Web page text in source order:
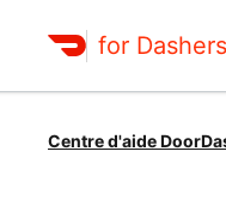
for Dashers
Centre d'aide